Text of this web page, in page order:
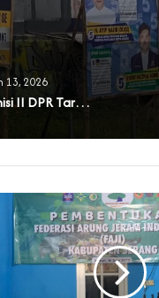
13, 2026
Komisi II DPR Targetkan RUU Pilkada Rampung 2026